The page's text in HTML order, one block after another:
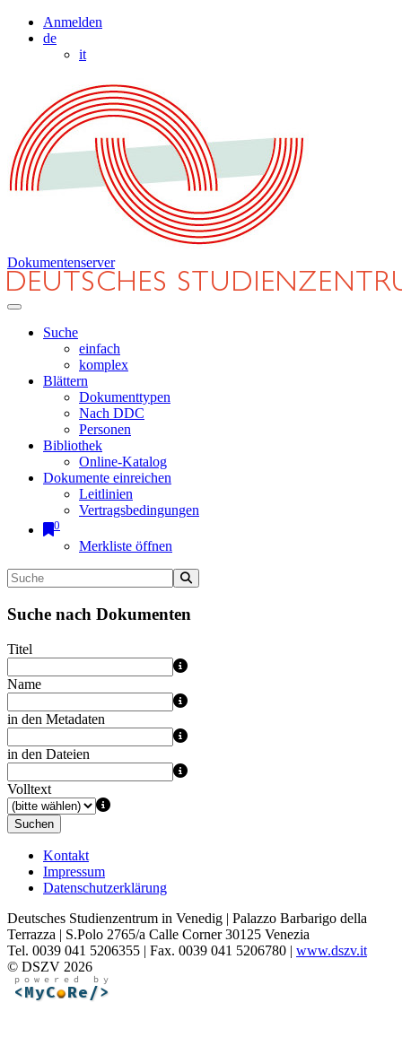
Anmelden
de
it
Dokumentenserver
Suche
einfach
komplex
Blättern
Dokumenttypen
Nach DDC
Personen
Bibliothek
Online-Katalog
Dokumente einreichen
Leitlinien
Vertragsbedingungen
0
Merkliste öffnen
Suche nach Dokumenten
Titel
Name
in den Metadaten
in den Dateien
Volltext
Suchen
Kontakt
Impressum
Datenschutzerklärung
Deutsches Studienzentrum in Venedig | Palazzo Barbarigo della
Terrazza | S.Polo 2765/a Calle Corner 30125 Venezia
Tel. 0039 041 5206355 | Fax. 0039 041 5206780 | www.dszv.it
© DSZV 2026